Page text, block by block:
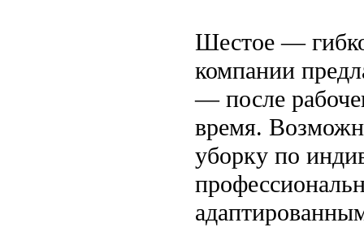
Шестое —
компании
— после
время.
уборку по